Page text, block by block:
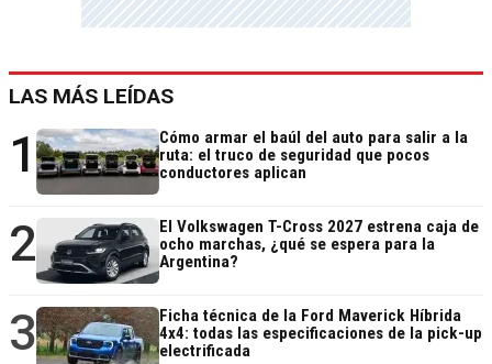
LAS MÁS LEÍDAS
1
Cómo armar el baúl del auto para salir a la
ruta: el truco de seguridad que pocos
conductores aplican
2
El Volkswagen T-Cross 2027 estrena caja de
ocho marchas, ¿qué se espera para la
Argentina?
3
Ficha técnica de la Ford Maverick Híbrida
4x4: todas las especificaciones de la pick-up
electrificada